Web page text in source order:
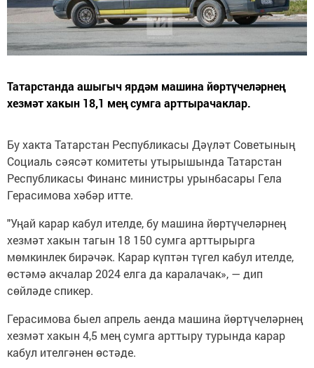
Татарстанда ашыгыч ярдәм машина йөртүчеләрнең
хезмәт хакын 18,1 мең сумга арттырачаклар.
Бу хакта Татарстан Республикасы Дәүләт Советының
Социаль сәясәт комитеты утырышында Татарстан
Республикасы Финанс министры урынбасары Гела
Герасимова хәбәр итте.
"Уңай карар кабул ителде, бу машина йөртүчеләрнең
хезмәт хакын тагын 18 150 сумга арттырырга
мөмкинлек бирәчәк. Карар күптән түгел кабул ителде,
өстәмә акчалар 2024 елга да каралачак», — дип
сөйләде спикер.
Герасимова быел апрель аенда машина йөртүчеләрнең
хезмәт хакын 4,5 мең сумга арттыру турында карар
кабул ителгәнен өстәде.